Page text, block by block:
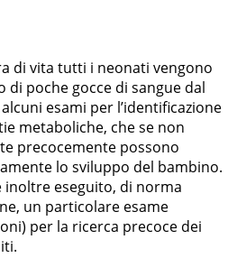
di vita tutti i neonati vengono
poche gocce di sangue dal
esami per l’identificazione
metaboliche, che se non
precocemente possono
lo sviluppo del bambino.
inoltre eseguito, di norma
un particolare esame
per la ricerca precoce dei